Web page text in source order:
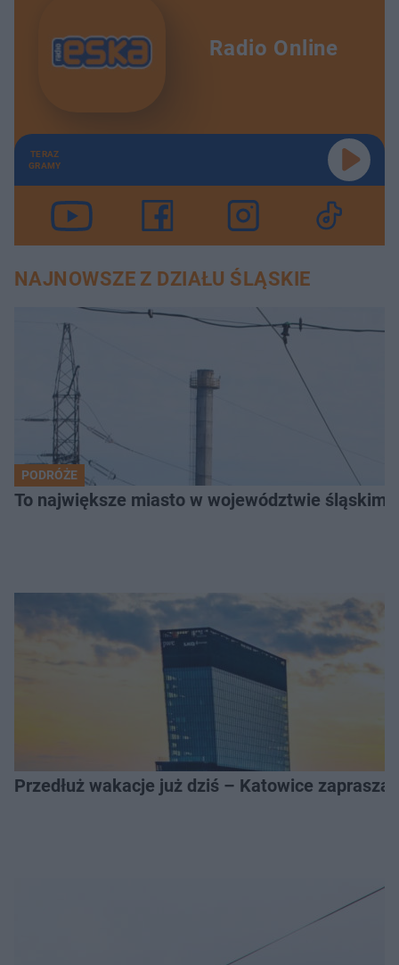
Radio Online
TERAZ
GRAMY
NAJNOWSZE Z DZIAŁU ŚLĄSKIE
PODRÓŻE
To największe miasto w województwie
Przedłuż wakacje już dziś – Katowice